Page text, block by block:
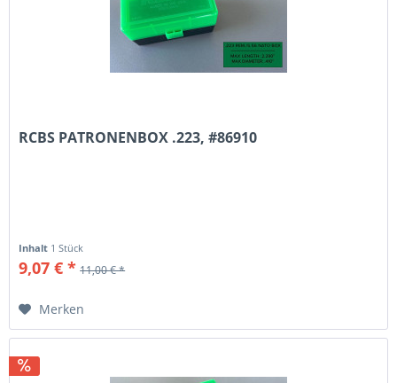
RCBS PATRONENBOX .223, #86910
Inhalt 1 Stück
9,07 € * 11,00 € *
Merken